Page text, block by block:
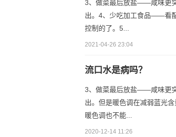
3、做菜最后放盐——咸味更
出。4、少吃加工食品——看
控制的了。5...
2021-04-26 23:04
流口水是病吗？
3、做菜最后放盐——咸味更
出。但是暖色调在减弱蓝光
暖色调也不能...
2020-12-14 11:26